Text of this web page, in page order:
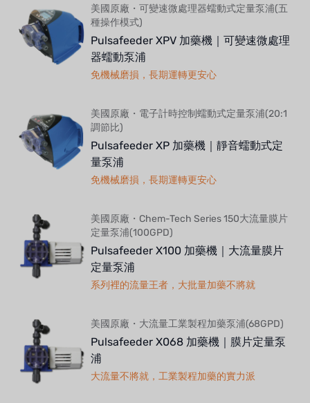
美國原廠・可變速微處理器蠕動式定量泵浦(五
種操作模式)
Pulsafeeder XPV 加藥機｜可變速微處理
器蠕動泵浦
免機械磨損，長期運轉更安心
美國原廠・電子計時控制蠕動式定量泵浦(20:1
調節比)
Pulsafeeder XP 加藥機｜靜音蠕動式定
量泵浦
免機械磨損，長期運轉更安心
美國原廠・Chem-Tech Series 150大流量膜片
定量泵浦(100GPD)
Pulsafeeder X100 加藥機｜大流量膜片
定量泵浦
系列裡的流量王者，大批量加藥不將就
美國原廠・大流量工業製程加藥泵浦(68GPD)
Pulsafeeder X068 加藥機｜膜片定量泵
浦
大流量不將就，工業製程加藥的實力派